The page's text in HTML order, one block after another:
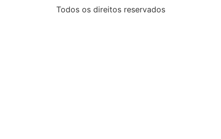
Todos os direitos reservados